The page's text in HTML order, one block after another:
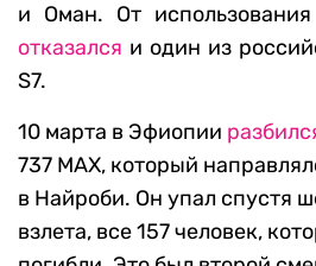
и Оман. От
отказался и один из
S7.
10 марта в Эфиопии
737 MAX, который
в Найроби. Он упал спустя
взлета, все 157 человек,